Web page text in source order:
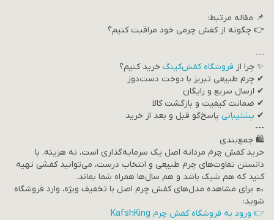
📌 مقاله مرتبط:
👉 چگونه از کفش چرمی خود مراقبت کنیم؟
---
✨ چرا از فروشگاه کفش‌کینگ خرید کنیم؟
✔ چرم طبیعی تبریز با دوخت دست‌دوز
✔ ارسال سریع و رایگان
✔ ضمانت کیفیت و بازگشت کالا
✔ پشتیبانی پاسخ‌گو قبل و بعد از خرید
---
🛍 جمع‌بندی
خرید کفش چرم مردانه اصل یک سرمایه‌گذاری است، نه هزینه. با
دانستن تفاوت‌های چرم طبیعی و انتخاب درست، می‌توانید کفشی تهیه
کنید که هم شیک باشد و هم سال‌ها همراه شما بماند.
👞 برای مشاهده مدل‌های کفش چرم اصل با تخفیف ویژه، وارد فروشگاه
شوید:
👉 ورود به فروشگاه کفش چرم KafshKing